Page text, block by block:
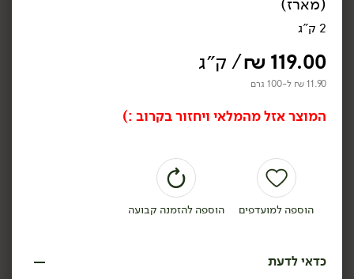
גולש בקר טרי (מארז)
(מארז)
2 ק"ג
119.00
₪/ ק״ג
11.90 ₪ ל-100 גרם
המוצר אזל מהמלאי ויחזור בקרוב :)
הוספה למועדפים הוספה להזמנה קבועה
כדאי לדעת